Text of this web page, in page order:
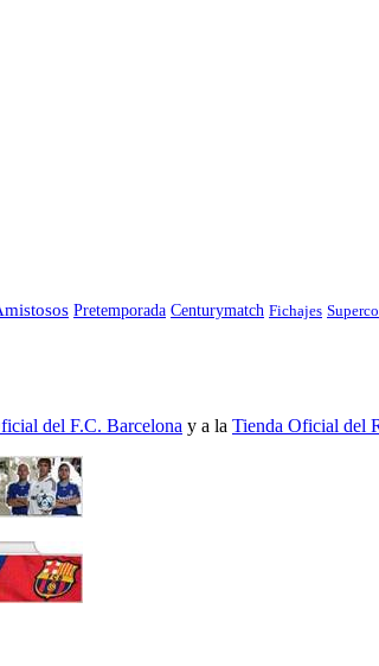
Pretemporada Centurymatch Fichajes
del F.C. Barcelona y a la Tienda Oficial del